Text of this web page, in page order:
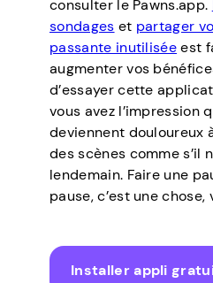
consulter le Pawns.app.
sondages et partager
passante inutiliséeest
augmenter vos
d’essayer cette
vous avez l’impression
deviennent douloureux
des scènes comme s’il
lendemain. Faire une
pause, c’est une chose,
Installer appli